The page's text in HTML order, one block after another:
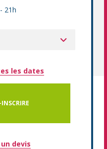
- 21h
les dates
devis